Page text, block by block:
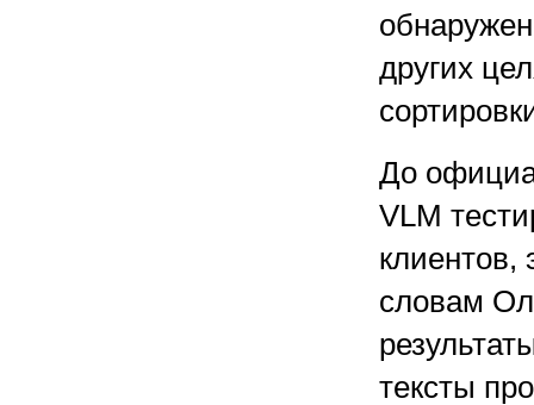
других
До
VLM
клиентов,
словам
тексты